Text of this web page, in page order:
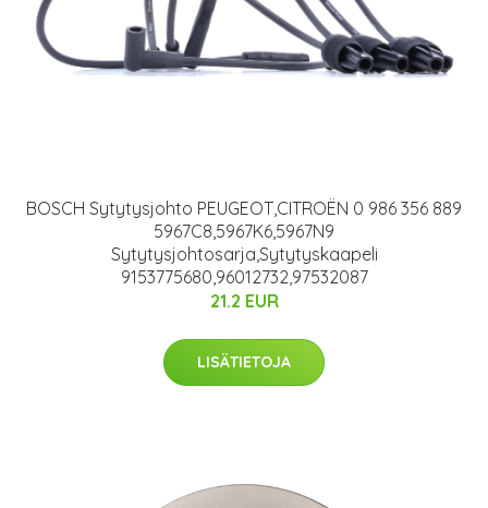
BOSCH Sytytysjohto PEUGEOT,CITROËN 0 986 356 889
5967C8,5967K6,5967N9
Sytytysjohtosarja,Sytytyskaapeli
9153775680,96012732,97532087
21.2 EUR
LISÄTIETOJA